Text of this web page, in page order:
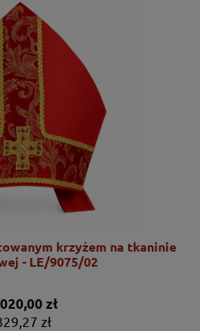
krzyżem na tkaninie
- LE/9075/02
zł
zł